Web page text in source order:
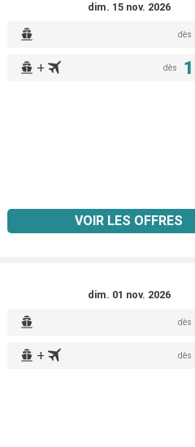
dim. 15 nov. 2026
dès
+ dès
VOIR LES OFFRES
dim. 01 nov. 2026
dès
+ dès